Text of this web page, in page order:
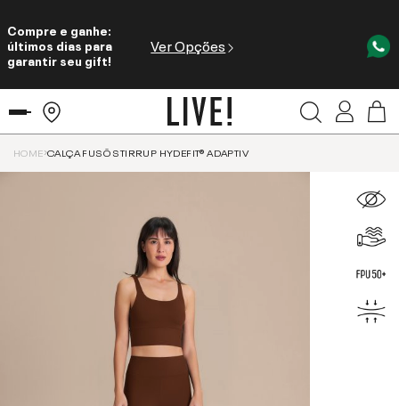
Compre e ganhe:
últimos dias para
garantir seu gift!
Ver Opções
HOME CALÇA FUSÔ STIRRUP HYDEFIT® ADAPTIV